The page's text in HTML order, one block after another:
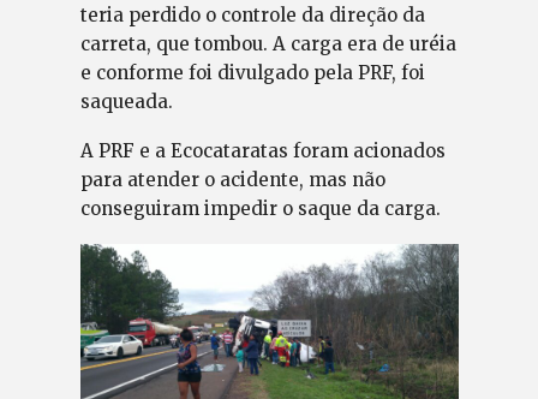
teria perdido o controle da direção da
carreta, que tombou. A carga era de uréia
e conforme foi divulgado pela PRF, foi
saqueada.
A PRF e a Ecocataratas foram acionados
para atender o acidente, mas não
conseguiram impedir o saque da carga.